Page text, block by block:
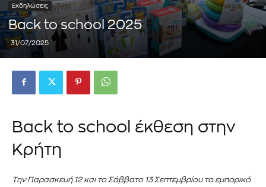
Εκδηλώσεις
Back to school 2025
31/07/2025
Back to school έκθεση στην
Κρήτη
Την Παρασκευή 12 και το Σάββατο 13 Σεπτεμβρίου το εμπορικό